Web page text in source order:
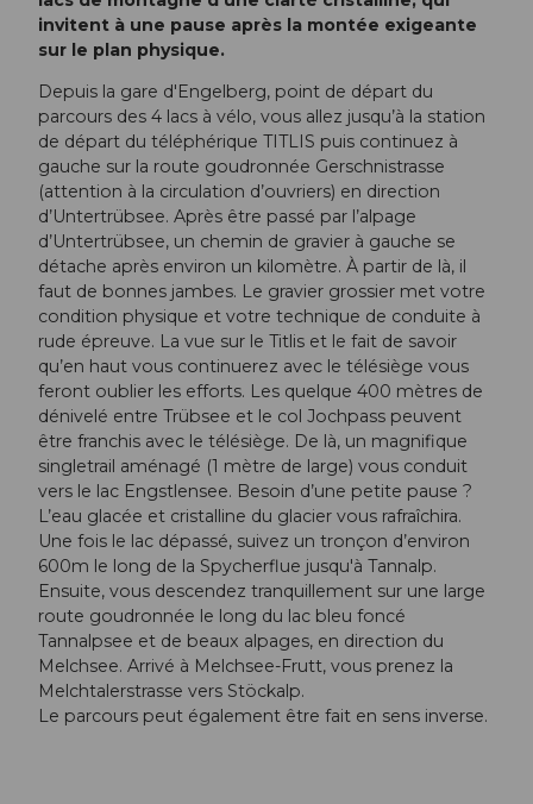
invitent à une pause après la montée exigeante
sur le plan physique.
Depuis la gare d'Engelberg, point de départ du
parcours des 4 lacs à vélo, vous allez jusqu’à la station
de départ du téléphérique TITLIS puis continuez à
gauche sur la route goudronnée Gerschnistrasse
(attention à la circulation d’ouvriers) en direction
d’Untertrübsee. Après être passé par l’alpage
d’Untertrübsee, un chemin de gravier à gauche se
détache après environ un kilomètre. À partir de là, il
faut de bonnes jambes. Le gravier grossier met votre
condition physique et votre technique de conduite à
rude épreuve. La vue sur le Titlis et le fait de savoir
qu’en haut vous continuerez avec le télésiège vous
feront oublier les efforts. Les quelque 400 mètres de
dénivelé entre Trübsee et le col Jochpass peuvent
être franchis avec le télésiège. De là, un magnifique
singletrail aménagé (1 mètre de large) vous conduit
vers le lac Engstlensee. Besoin d’une petite pause ?
L’eau glacée et cristalline du glacier vous rafraîchira.
Une fois le lac dépassé, suivez un tronçon d’environ
600m le long de la Spycherflue jusqu'à Tannalp.
Ensuite, vous descendez tranquillement sur une large
route goudronnée le long du lac bleu foncé
Tannalpsee et de beaux alpages, en direction du
Melchsee. Arrivé à Melchsee-Frutt, vous prenez la
Melchtalerstrasse vers Stöckalp.
Le parcours peut également être fait en sens inverse.